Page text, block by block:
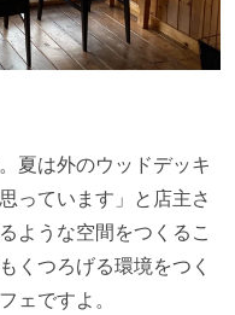
夏は外のウッドデッキ
っています」と店主さ
ような空間をつくるこ
くつろげる環境をつく
ェですよ。